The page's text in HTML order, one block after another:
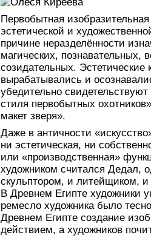
Первобытная
эстетической и
причине неразделённости
магических, познавательных,
созидательных. Эстетические
вырабатывались и
убедительно
стиля первобытных
макет зверя».
Даже в античности
ни эстетическая, ни
или «производственная»
художником считался Дедал,
скульптором, и литейщиком,
В Древнем Египте художники
ремесло художника было
Древнем Египте создание
действием, а художников